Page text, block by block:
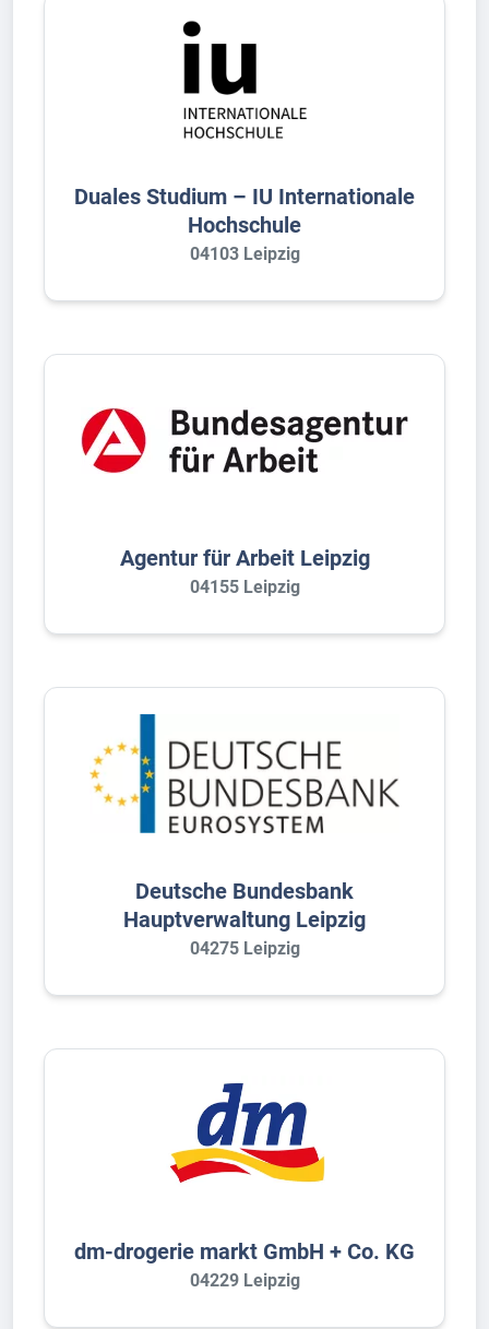
Duales Studium – IU Internationale
Hochschule
04103 Leipzig
Agentur für Arbeit Leipzig
04155 Leipzig
Deutsche Bundesbank
Hauptverwaltung Leipzig
04275 Leipzig
dm-drogerie markt GmbH + Co. KG
04229 Leipzig